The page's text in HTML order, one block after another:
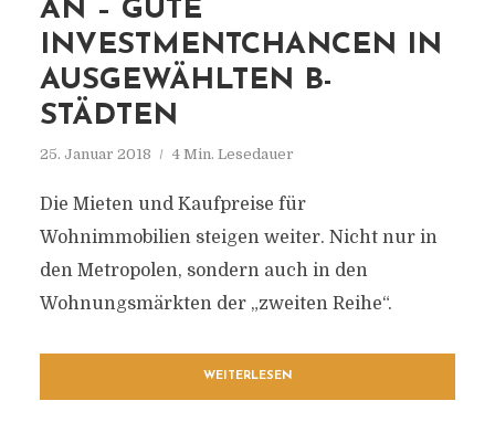
AN – GUTE
INVESTMENTCHANCEN IN
AUSGEWÄHLTEN B-
STÄDTEN
25. Januar 2018 4 Min. Lesedauer
Die Mieten und Kaufpreise für
Wohnimmobilien steigen weiter. Nicht nur in
den Metropolen, sondern auch in den
Wohnungsmärkten der „zweiten Reihe“.
WEITERLESEN